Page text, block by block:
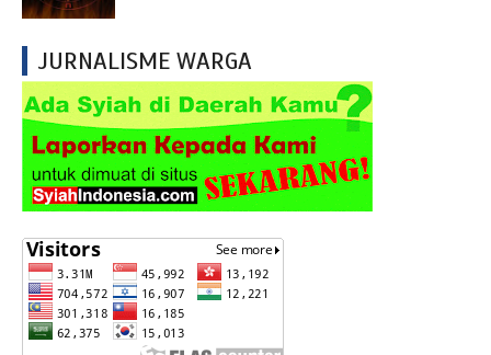
JURNALISME WARGA